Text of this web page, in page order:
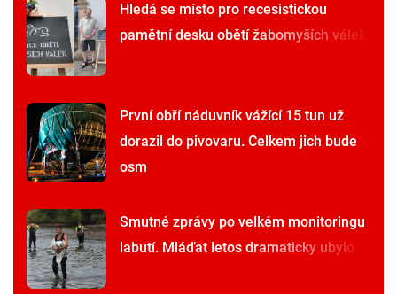
Hledá se místo pro recesistickou
pamětní desku obětí žabomyších válek
První obří náduvník vážící 15 tun už
dorazil do pivovaru. Celkem jich bude
osm
Smutné zprávy po velkém monitoringu
labutí. Mláďat letos dramaticky ubylo